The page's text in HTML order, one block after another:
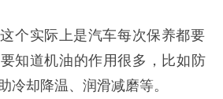
个实际上是汽车每次保养都要
知道机油的作用很多，比如防
冷却降温、润滑减磨等。